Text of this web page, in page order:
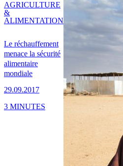
Le réchauffement
menace la sécurité
alimentaire
mondiale
29.09.2017
AGRICULTURE
&
ALIMENTATION
3 MINUTES